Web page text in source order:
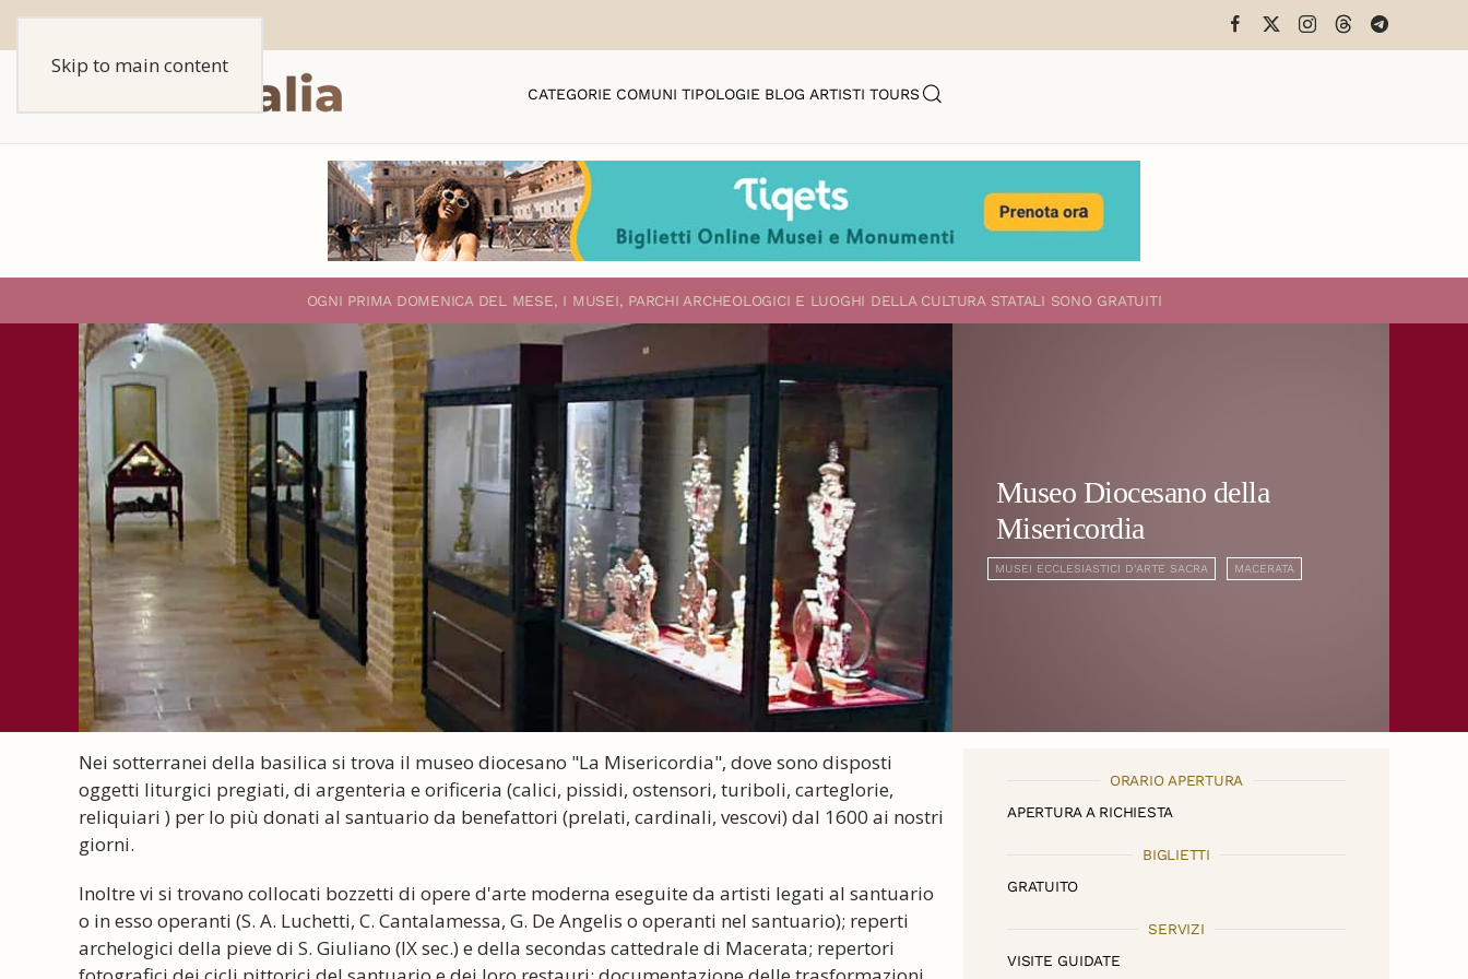
Skip to main content
CATEGORIE COMUNI TIPOLOGIE BLOG ARTISTI TOURS
OGNI PRIMA DOMENICA DEL MESE, I MUSEI, PARCHI ARCHEOLOGICI E LUOGHI DELLA CULTURA STATALI SONO GRATUITI
Museo Diocesano della
Misericordia
MUSEI ECCLESIASTICI D'ARTE SACRA MACERATA
Nei sotterranei della basilica si trova il museo diocesano "La Misericordia", dove sono disposti
oggetti liturgici pregiati, di argenteria e orificeria (calici, pissidi, ostensori, turiboli, carteglorie,
reliquiari ) per lo più donati al santuario da benefattori (prelati, cardinali, vescovi) dal 1600 ai nostri
giorni.
Inoltre vi si trovano collocati bozzetti di opere d'arte moderna eseguite da artisti legati al santuario
o in esso operanti (S. A. Luchetti, C. Cantalamessa, G. De Angelis o operanti nel santuario); reperti
archelogici della pieve di S. Giuliano (IX sec.) e della secondas cattedrale di Macerata; repertori
ORARIO APERTURA
APERTURA A RICHIESTA
BIGLIETTI
GRATUITO
SERVIZI
VISITE GUIDATE